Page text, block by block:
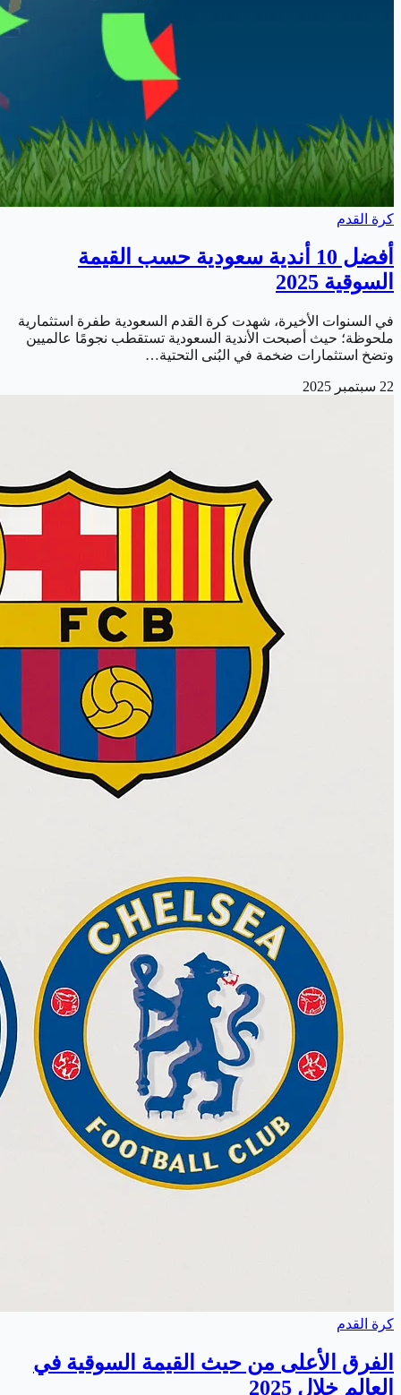
كرة القدم
أفضل 10 أندية سعودية حسب القيمة
السوقية 2025
في السنوات الأخيرة، شهدت كرة القدم السعودية طفرة استثمارية
ملحوظة؛ حيث أصبحت الأندية السعودية تستقطب نجومًا عالميين
وتضخ استثمارات ضخمة في البُنى التحتية…
22 سبتمبر 2025
كرة القدم
الفرق الأعلى من حيث القيمة السوقية في
العالم خلال 2025